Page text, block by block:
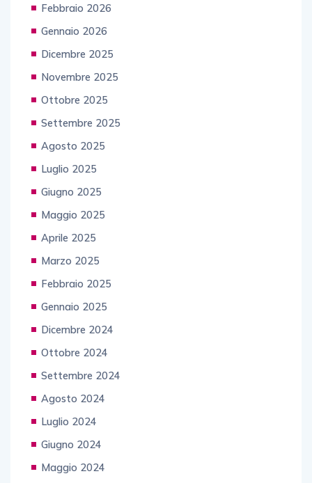
Febbraio 2026
Gennaio 2026
Dicembre 2025
Novembre 2025
Ottobre 2025
Settembre 2025
Agosto 2025
Luglio 2025
Giugno 2025
Maggio 2025
Aprile 2025
Marzo 2025
Febbraio 2025
Gennaio 2025
Dicembre 2024
Ottobre 2024
Settembre 2024
Agosto 2024
Luglio 2024
Giugno 2024
Maggio 2024